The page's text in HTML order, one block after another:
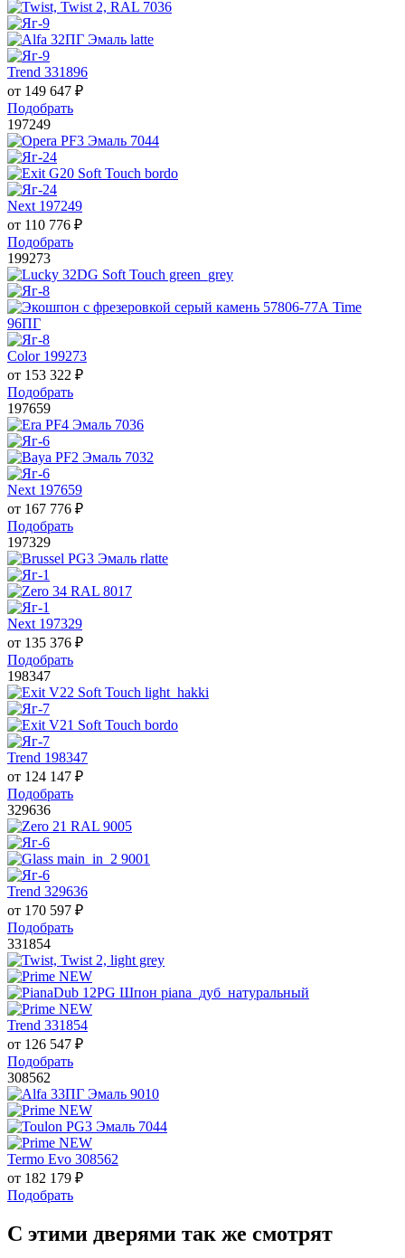
Trend 331896
от 149 647 ₽
Подобрать
197249
Next 197249
от 110 776 ₽
Подобрать
199273
Color 199273
от 153 322 ₽
Подобрать
197659
Next 197659
от 167 776 ₽
Подобрать
197329
Next 197329
от 135 376 ₽
Подобрать
198347
Trend 198347
от 124 147 ₽
Подобрать
329636
Trend 329636
от 170 597 ₽
Подобрать
331854
Trend 331854
от 126 547 ₽
Подобрать
308562
Termo Evo 308562
от 182 179 ₽
Подобрать
С этими дверями так же смотрят